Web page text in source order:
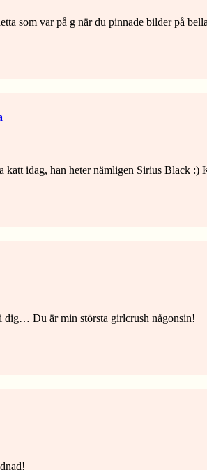
som var på g när du pinnade bilder på
katt idag, han heter nämligen Sirius Black :)
dig… Du är min största girlcrush någonsin!